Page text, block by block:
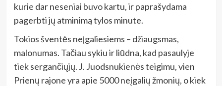
kurie dar neseniai buvo kartu, ir paprašydama
pagerbti jų atminimą tylos minute.
Tokios šventės neįgaliesiems – džiaugsmas,
malonumas. Tačiau sykiu ir liūdna, kad pasaulyje
tiek sergančiųjų. J. Juodsnukienės teigimu, vien
Prienų rajone yra apie 5000 neįgalių žmonių, o kiek